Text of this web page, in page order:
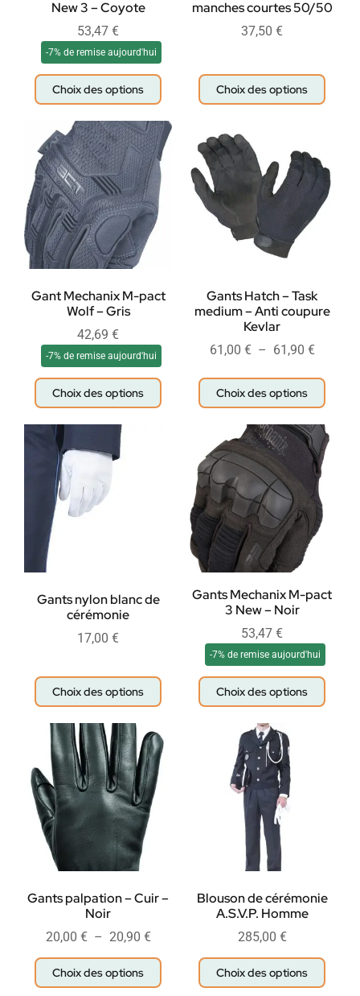
New 3 – Coyote
53,47 €
-7% de remise aujourd'hui
Choix des options
manches courtes 50/50
37,50 €
Choix des options
Gant Mechanix M-pact
Wolf – Gris
42,69 €
-7% de remise aujourd'hui
Choix des options
Gants Hatch – Task
medium – Anti coupure
Kevlar
61,00 € – 61,90 €
Choix des options
Gants nylon blanc de
cérémonie
17,00 €
Choix des options
Gants Mechanix M-pact
3 New – Noir
53,47 €
-7% de remise aujourd'hui
Choix des options
Gants palpation – Cuir –
Noir
20,00 € – 20,90 €
Choix des options
Blouson de cérémonie
A.S.V.P. Homme
285,00 €
Choix des options